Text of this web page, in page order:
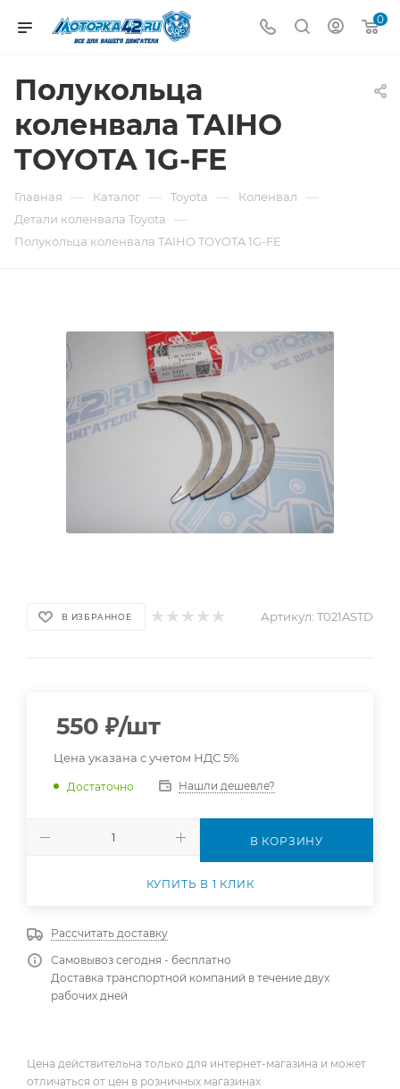
0
Полукольца
коленвала TAIHO
TOYOTA 1G-FE
Главная — Каталог — Toyota — Коленвал —
Детали коленвала Toyota —
Полукольца коленвала TAIHO TOYOTA 1G-FE
В ИЗБРАННОЕ Артикул: T021ASTD
550 ₽/шт
Цена указана с учетом НДС 5%
Достаточно Нашли дешевле?
В КОРЗИНУ
КУПИТЬ В 1 КЛИК
Рассчитать доставку
Самовывоз сегодня - бесплатно
Доставка транспортной компаний в течение двух
рабочих дней
Цена действительна только для интернет-магазина и может
отличаться от цен в розничных магазинах